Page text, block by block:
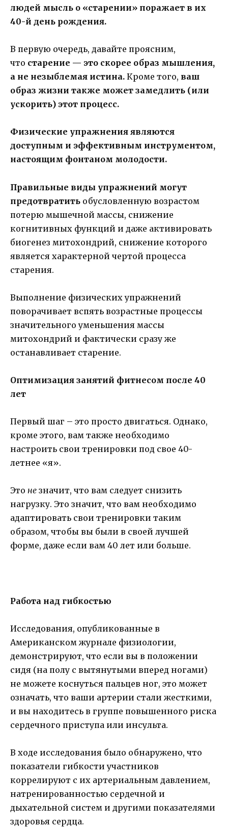
людей мысль о «старении» поражает в их
40-й день рождения.
В первую очередь, давайте проясним,
что старение — это скорее образ мышления,
а не незыблемая истина. Кроме того, ваш
образ жизни также может замедлить (или
ускорить) этот процесс.
Физические упражнения являются
доступным и эффективным инструментом,
настоящим фонтаном молодости.
Правильные виды упражнений могут
предотвратить обусловленную возрастом
потерю мышечной массы, снижение
когнитивных функций и даже активировать
биогенез митохондрий, снижение которого
является характерной чертой процесса
старения.
Выполнение физических упражнений
поворачивает вспять возрастные процессы
значительного уменьшения массы
митохондрий и фактически сразу же
останавливает старение.
Оптимизация занятий фитнесом после 40
лет
Первый шаг – это просто двигаться. Однако,
кроме этого, вам также необходимо
настроить свои тренировки под свое 40-
летнее «я».
Это не значит, что вам следует снизить
нагрузку. Это значит, что вам необходимо
адаптировать свои тренировки таким
образом, чтобы вы были в своей лучшей
форме, даже если вам 40 лет или больше.
Работа над гибкостью
Исследования, опубликованные в
Американском журнале физиологии,
демонстрируют, что если вы в положении
сидя (на полу с вытянутыми вперед ногами)
не можете коснуться пальцев ног, это может
означать, что ваши артерии стали жесткими,
и вы находитесь в группе повышенного риска
сердечного приступа или инсульта.
В ходе исследования было обнаружено, что
показатели гибкости участников
коррелируют с их артериальным давлением,
натренированностью сердечной и
дыхательной систем и другими показателями
здоровья сердца.